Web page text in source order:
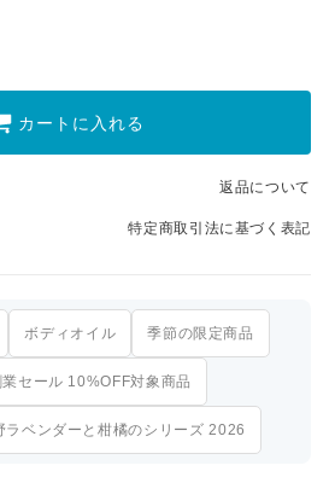
カートに入れる
返品について
特定商取引法に基づく表記
ボディオイル 季節の限定商品
セール 10%OFF対象商品
ラベンダーと柑橘のシリーズ 2026